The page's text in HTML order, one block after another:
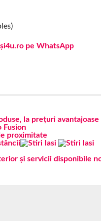
pe WhatsApp
la prețuri avantajoase
Fusion
proximitate
și servicii disponibile